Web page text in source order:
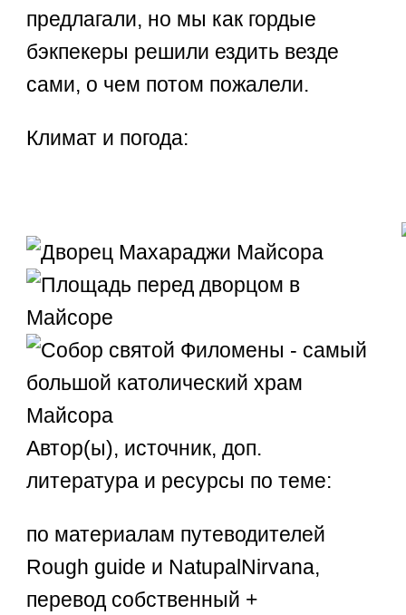
предлагали, но мы как гордые
бэкпекеры решили ездить везде
сами, о чем потом пожалели.
Климат и погода:
Автор(ы), источник, доп.
литература и ресурсы по теме:
по материалам путеводителей
Rough guide и NatupalNirvana,
перевод собственный +